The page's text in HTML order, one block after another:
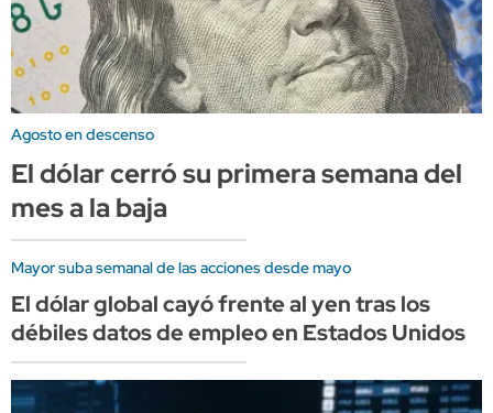
Agosto en descenso
El dólar cerró su primera semana del
mes a la baja
Mayor suba semanal de las acciones desde mayo
El dólar global cayó frente al yen tras los
débiles datos de empleo en Estados Unidos